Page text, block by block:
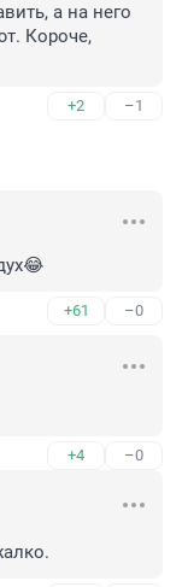
а на него
Короче,
+2 –1
+61 –0
+4 –0